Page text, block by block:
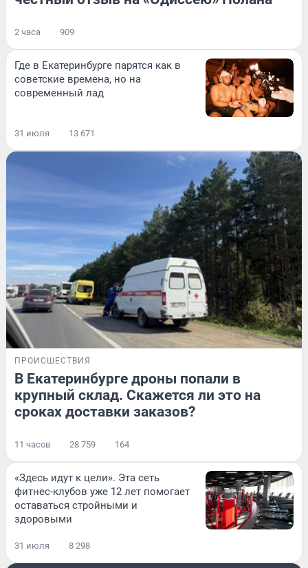
2 часа 909
Где в Екатеринбурге парятся как в
советские времена, но на
современный лад
31 июля 13 671
ПРОИСШЕСТВИЯ
В Екатеринбурге дроны попали в
крупный склад. Скажется ли это на
сроках доставки заказов?
11 часов 28 759 164
«Здесь идут к цели». Эта сеть
фитнес-клубов уже 12 лет помогает
оставаться стройными и
здоровыми
31 июля 8 298